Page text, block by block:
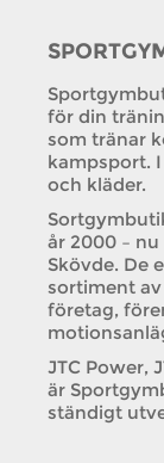
för din
som tränar
kampsport.
och kläder.
år 2000 –
Skövde. De
sortiment
företag,
JTC Power,
är
ständigt